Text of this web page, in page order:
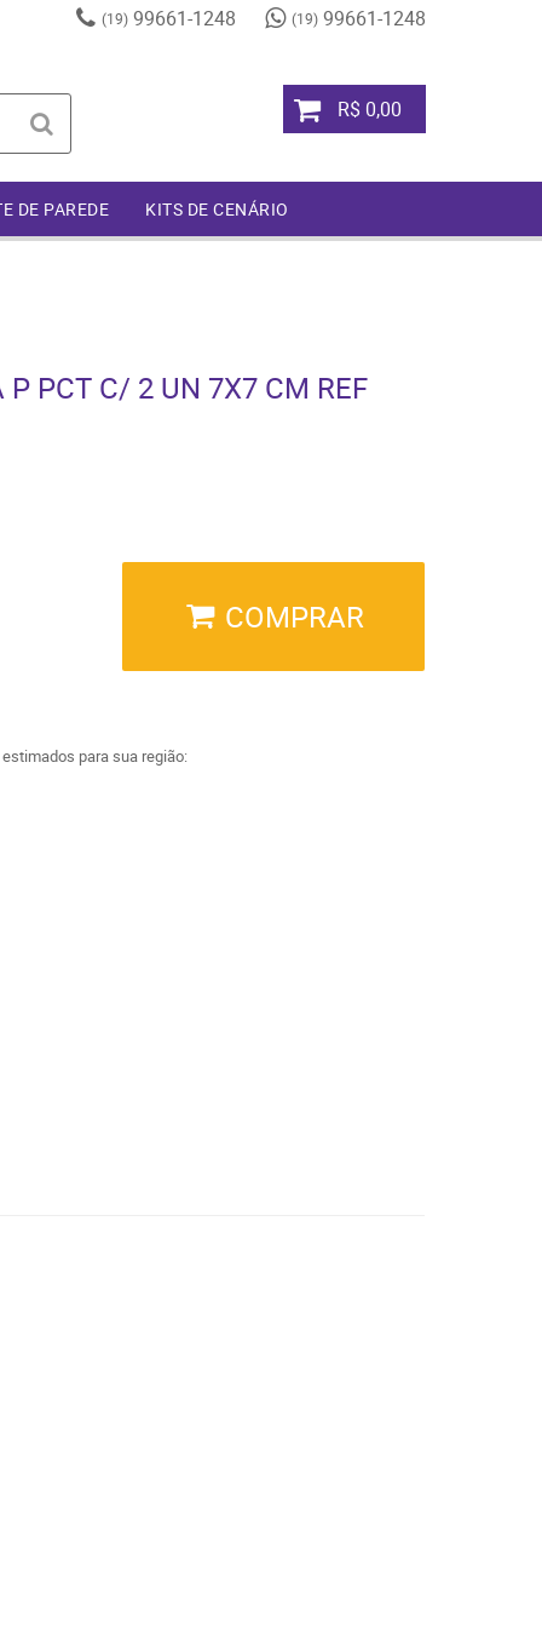
(19)99661-1248 (19)99661-1248
R$ 0,00
DE PAREDE KITS DE CENÁRIO
PCT C/ 2 UN 7X7 CM REF
COMPRAR
para sua região: